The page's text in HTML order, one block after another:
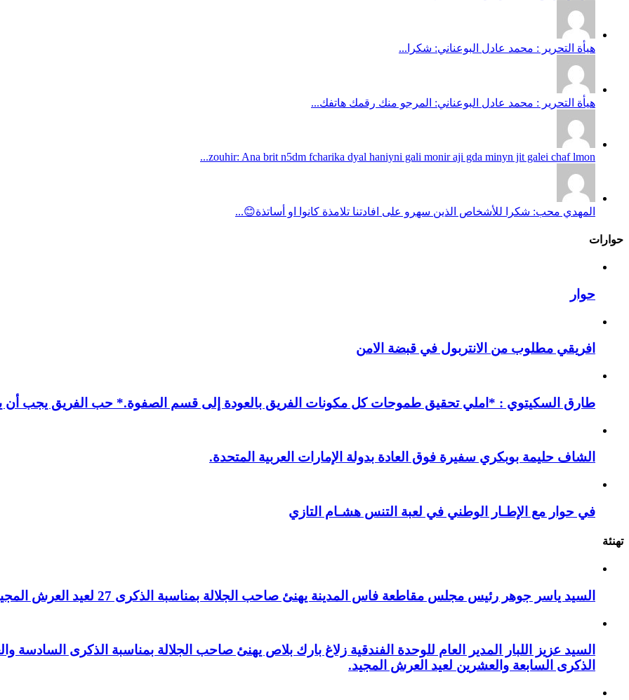
هيأة التحرير : محمد عادل البوعناني: شكرا...
هيأة التحرير : محمد عادل البوعناني: المرجو منك رقمك هاتفك...
zouhir: Ana brit n5dm fcharika dyal haniyni gali monir aji gda minyn jit galei chaf lmon...
المهدي محب: شكرا للأشخاص الذين سهرو على افادتنا تلامذة كانوا او أساتذة😊...
حوارات
حوار
افريقي مطلوب من الانتربول في قبضة الامن
طارق السكيتوي : *املي تحقيق طموحات كل مكونات الفريق بالعودة إلى قسم الصفوة.* حب الفريق يجب أن
الشاف حليمة بوبكري سفيرة فوق العادة بدولة الإمارات العربية المتحدة.
في حوار مع الإطـار الوطني في لعبة التنس هشـام التازي
تهنئة
السيد ياسر جوهر رئيس مجلس مقاطعة فاس المدينة يهنئ صاحب الجلالة بمناسبة الذكرى 27 لعيد العرش المجيد.
السيد عزيز اللبار المدير العام للوحدة الفندقية زلاغ بارك بلاص يهنئ صاحب الجلالة بمناسبة الذكرى
الذكرى السابعة والعشرين لعيد العرش المجيد.